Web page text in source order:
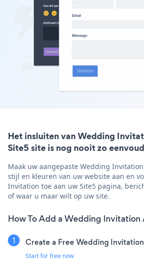
Het insluiten van Wedding
Site5 site is nog nooit zo
Maak uw aangepaste Wedding
stijl en kleuren van uw website aan en
Invitation toe aan uw Site5 pagina,
of waar u maar wilt op uw site.
How To Add a Wedding Invitation
Create a Free Wedding
Start for free now